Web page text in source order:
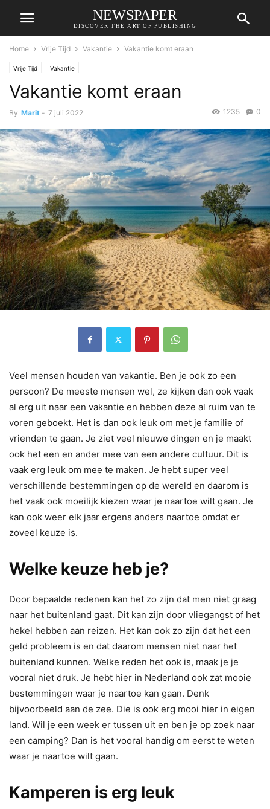
NEWSPAPER
DISCOVER THE ART OF PUBLISHING
Home Vrije Tijd Vakantie Vakantie komt eraan
Vrije Tijd Vakantie
Vakantie komt eraan
By Marit - 7 juli 2022 0
1235
Veel mensen houden van vakantie. Ben je ook zo een
persoon? De meeste mensen wel, ze kijken dan ook vaak
al erg uit naar een vakantie en hebben deze al ruim van te
voren geboekt. Het is dan ook leuk om met je familie of
vrienden te gaan. Je ziet veel nieuwe dingen en je maakt
ook het een en ander mee van een andere cultuur. Dit is
vaak erg leuk om mee te maken. Je hebt super veel
verschillende bestemmingen op de wereld en daarom is
het vaak ook moeilijk kiezen waar je naartoe wilt gaan. Je
kan ook weer elk jaar ergens anders naartoe omdat er
zoveel keuze is.
Welke keuze heb je?
Door bepaalde redenen kan het zo zijn dat men niet graag
naar het buitenland gaat. Dit kan zijn door vliegangst of het
hekel hebben aan reizen. Het kan ook zo zijn dat het een
geld probleem is en dat daarom mensen niet naar het
buitenland kunnen. Welke reden het ook is, maak je je
vooral niet druk. Je hebt hier in Nederland ook zat mooie
bestemmingen waar je naartoe kan gaan. Denk
bijvoorbeeld aan de zee. Die is ook erg mooi hier in eigen
land. Wil je een week er tussen uit en ben je op zoek naar
een camping? Dan is het vooral handig om eerst te weten
waar je naartoe wilt gaan.
Kamperen is erg leuk